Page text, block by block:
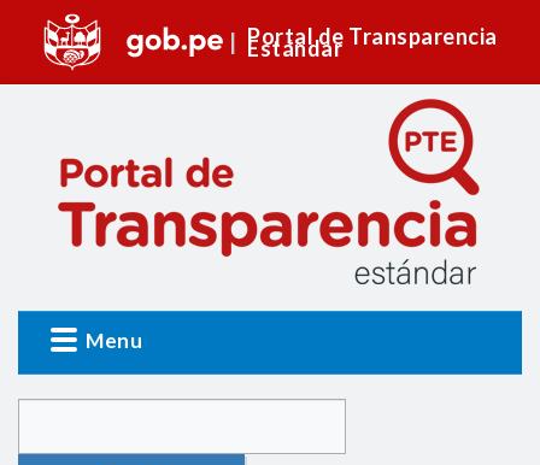
Portal de Transparencia
Estándar
Menu